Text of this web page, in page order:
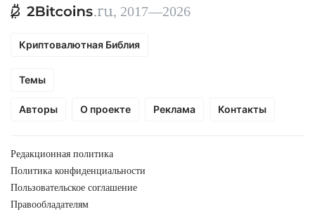
, 2017—2026
Криптовалютная Библия
Темы
Авторы О проекте Реклама Контакты
Редакционная политика
Политика конфиденциальности
Пользовательское соглашение
Правообладателям